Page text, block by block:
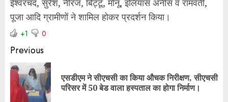
ईश्वरचंद, सुरेश, नीरज, बिट्टू, मोनू, इलियास अनीस व रामवती,
पूजा आदि ग्रामीणों ने शामिल होकर प्रदर्शन किया।
+1 0
Previous
एसडीएम ने सीएचसी का किया औचक निरीक्षण, सीएचसी
परिसर में 50 बेड वाला हस्पताल का होगा निर्माण।